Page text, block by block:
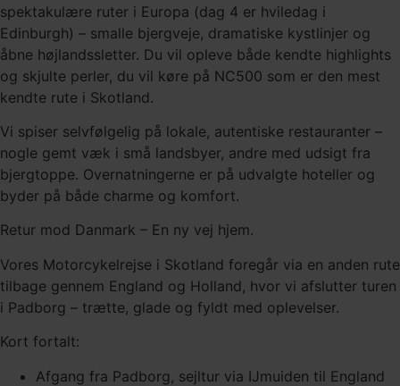
spektakulære ruter i Europa (dag 4 er hviledag i
Edinburgh) – smalle bjergveje, dramatiske kystlinjer og
åbne højlandssletter. Du vil opleve både kendte highlights
og skjulte perler, du vil køre på NC500 som er den mest
kendte rute i Skotland.
Vi spiser selvfølgelig på lokale, autentiske restauranter –
nogle gemt væk i små landsbyer, andre med udsigt fra
bjergtoppe. Overnatningerne er på udvalgte hoteller og
byder på både charme og komfort.
Retur mod Danmark – En ny vej hjem.
Vores Motorcykelrejse i Skotland foregår via en anden rute
tilbage gennem England og Holland, hvor vi afslutter turen
i Padborg – trætte, glade og fyldt med oplevelser.
Kort fortalt:
Afgang fra Padborg, sejltur via IJmuiden til England